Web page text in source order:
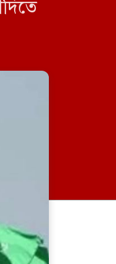
নোটিশ